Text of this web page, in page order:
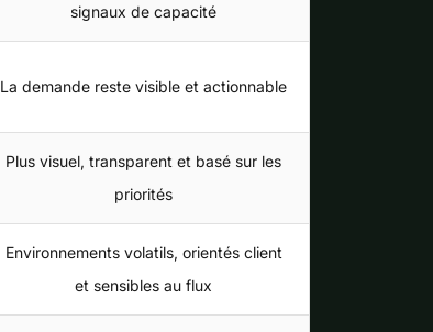
signaux de capacité
La demande reste visible et actionnable
Plus visuel, transparent et basé sur les
priorités
Environnements volatils, orientés client
et sensibles au flux